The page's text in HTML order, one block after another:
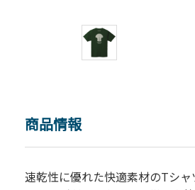
商品情報
速乾性に優れた快適素材のTシ